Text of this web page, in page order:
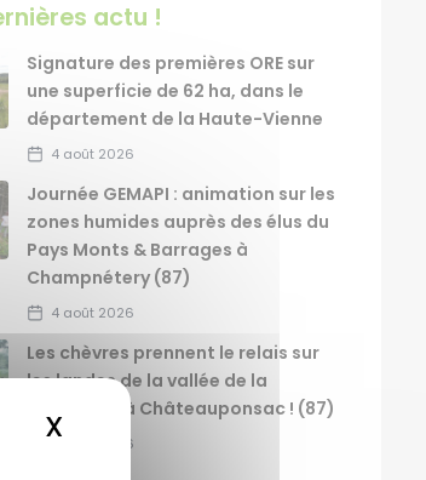
X MASQUER LE BANDEAU
actu !
Signature des premières ORE sur
une superficie de 62 ha, dans le
département de la Haute-Vienne
4 août 2026
Journée GEMAPI : animation sur les
zones humides auprès des élus du
Pays Monts & Barrages à
Champnétery (87)
4 août 2026
Les chèvres prennent le relais sur
les landes de la vallée de la
Gartempe à Châteauponsac ! (87)
4 août 2026